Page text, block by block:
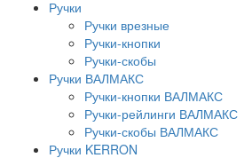
Ручки
Ручки врезные
Ручки-кнопки
Ручки-скобы
Ручки ВАЛМАКС
Ручки-кнопки ВАЛМАКС
Ручки-рейлинги ВАЛМАКС
Ручки-скобы ВАЛМАКС
Ручки KERRON